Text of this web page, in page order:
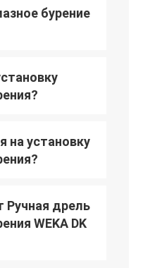
бурение
на установку
Ручная дрель
WEKA DK